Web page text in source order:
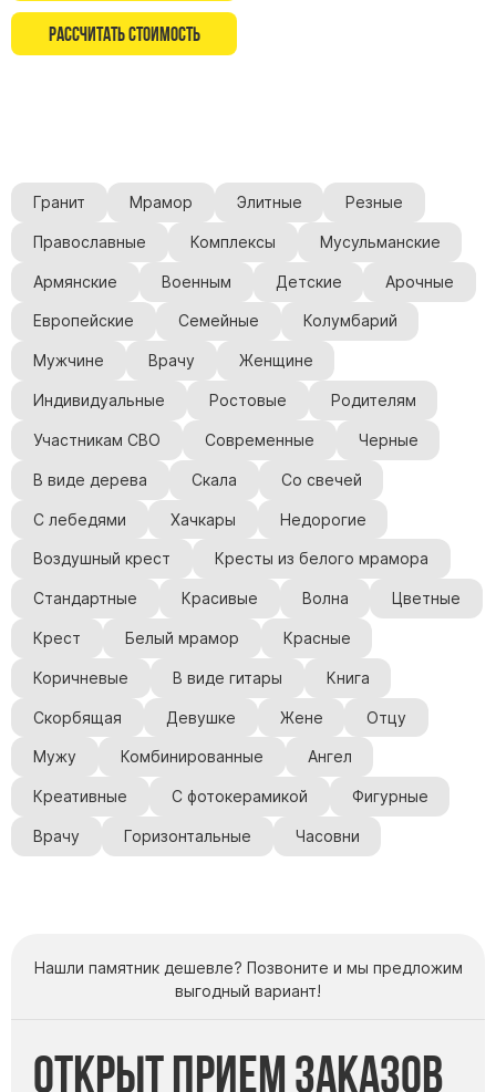
Рассчитать стоимость
Гранит Мрамор Элитные Резные
Православные Комплексы Мусульманские
Армянские Военным Детские Арочные
Европейские Семейные Колумбарий
Мужчине Врачу Женщине
Индивидуальные Ростовые Родителям
Участникам СВО Современные Черные
В виде дерева Скала Со свечей
С лебедями Хачкары Недорогие
Воздушный крест Кресты из белого мрамора
Стандартные Красивые Волна Цветные
Крест Белый мрамор Красные
Коричневые В виде гитары Книга
Скорбящая Девушке Жене Отцу
Мужу Комбинированные Ангел
Креативные С фотокерамикой Фигурные
Врачу Горизонтальные Часовни
Нашли памятник дешевле? Позвоните и мы предложим
выгодный вариант!
Открыт прием заказов